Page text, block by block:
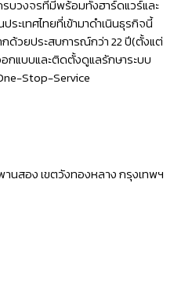
ระบบ
Bluetooth
ด้วย
NITA
ระบบ
บวงจรที่มีพร้อมทั้งฮาร์ดแวร์และ
ะเทศไทยที่เข้ามาดำเนินธุรกิจนี้
ด้วยประสบการณ์กว่า 22 ปี(ตั้งแต่
อกแบบและติดตั้งดูแลรักษาระบบ
Stop-Service
นสอง เขตวังทองหลาง กรุงเทพฯ